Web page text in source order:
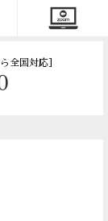
全国対応］